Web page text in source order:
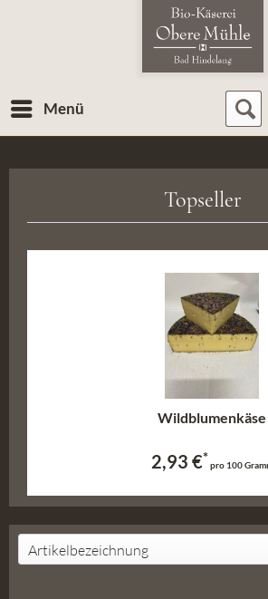
Menü
Topseller
Wildblumenkäse
2,93 €*
pro 100